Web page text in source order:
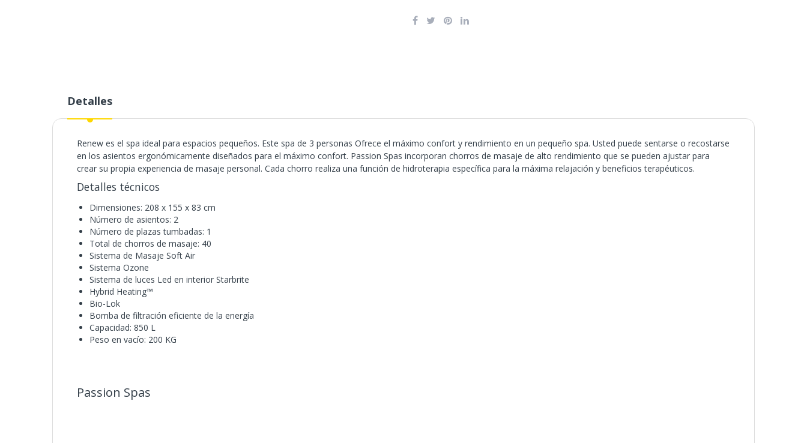
Detalles
Renew es el spa ideal para espacios pequeños. Este spa de 3 personas Ofrece el máximo confort y rendimiento en un pequeño spa. Usted puede sentarse o recostarse
en los asientos ergonómicamente diseñados para el máximo confort. Passion Spas incorporan chorros de masaje de alto rendimiento que se pueden ajustar para
crear su propia experiencia de masaje personal. Cada chorro realiza una función de hidroterapia específica para la máxima relajación y beneficios terapéuticos.
Detalles técnicos
Dimensiones: 208 x 155 x 83 cm
Número de asientos: 2
Número de plazas tumbadas: 1
Total de chorros de masaje: 40
Sistema de Masaje Soft Air
Sistema Ozone
Sistema de luces Led en interior Starbrite
Hybrid Heating™
Bio-Lok
Bomba de filtración eficiente de la energía
Capacidad: 850 L
Peso en vacío: 200 KG
Passion Spas